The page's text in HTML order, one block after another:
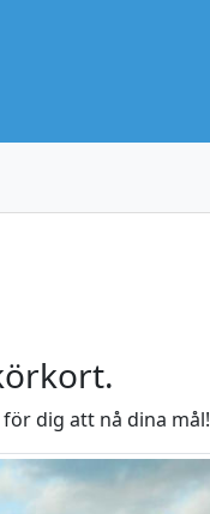
dig att nå dina mål!